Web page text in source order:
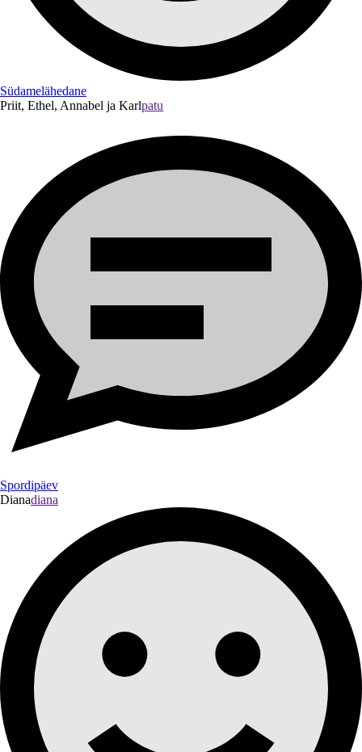
Südamelähedane
Priit, Ethel, Annabel ja Karlpatu
Spordipäev
Dianadiana